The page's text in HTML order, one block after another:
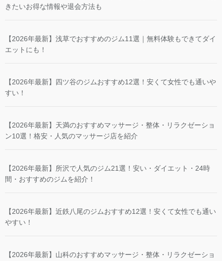
きたいお得な情報や退会方法も
【2026年最新】浅草でおすすめのジム11選｜無料体験もできてダイ
エットにも！
【2026年最新】四ツ谷のジムおすすめ12選！安くて女性でも通いや
すい！
【2026年最新】天満のおすすめマッサージ・整体・リラクゼーショ
ン10選！格安・人気のマッサージ店を紹介
【2026年最新】所沢で人気のジム21選！安い・ダイエット・24時
間・おすすめのジムを紹介！
【2026年最新】近鉄八尾のジムおすすめ12選！安くて女性でも通い
やすい！
【2026年最新】山科のおすすめマッサージ・整体・リラクゼーショ